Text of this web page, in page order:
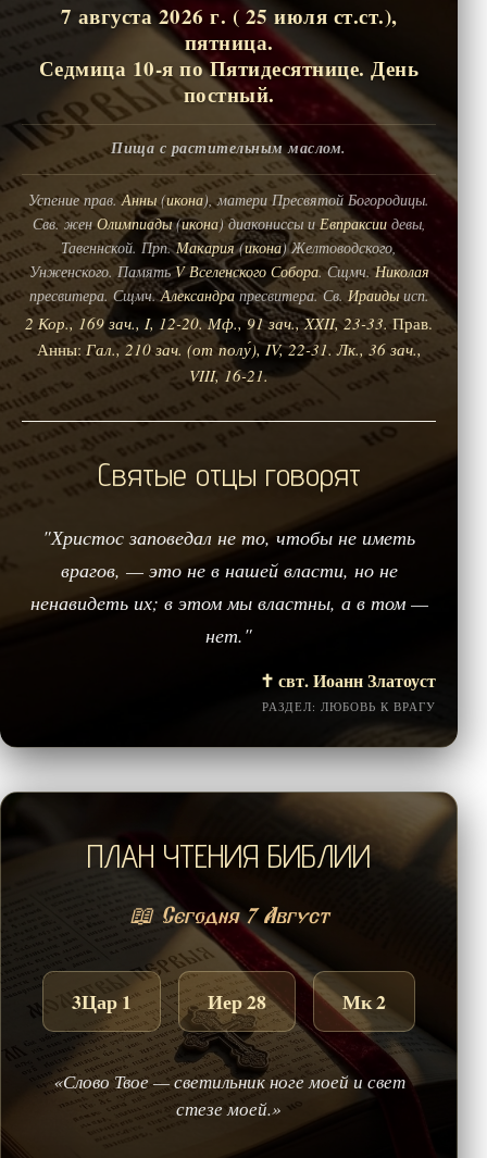
7 августа 2026 г. ( 25 июля ст.ст.),
пятница.
Седмица 10-я по Пятидесятнице. День
постный.
Пища с растительным маслом.
Успение прав.Анны(икона), матери Пресвятой Богородицы.
Свв. женОлимпиады(икона) диакониссы иЕвпраксиидевы,
Тавеннской. Прп.Макария(икона) Желтоводского,
Унженского. ПамятьV Вселенского Собора. Сщмч.Николая
пресвитера. Сщмч.Александрапресвитера. Св. Ираидыисп.
2 Кор., 169 зач., I, 12-20. Мф., 91 зач., XXII, 23-33.Прав.
Анны:Гал., 210 зач. (от полу́), IV, 22-31. Лк., 36 зач.,
VIII, 16-21.
Святые отцы говорят
"Христос заповедал не то, чтобы не иметь
врагов, — это не в нашей власти, но не
ненавидеть их; в этом мы властны, а в том —
нет."
✝️ свт. Иоанн Златоуст
РАЗДЕЛ: ЛЮБОВЬ К ВРАГУ
ПЛАН ЧТЕНИЯ БИБЛИИ
📖 Сегодня 7 Август
3Цар 1 Иер 28 Мк 2
«Слово Твое — светильник ноге моей и свет
стезе моей.»